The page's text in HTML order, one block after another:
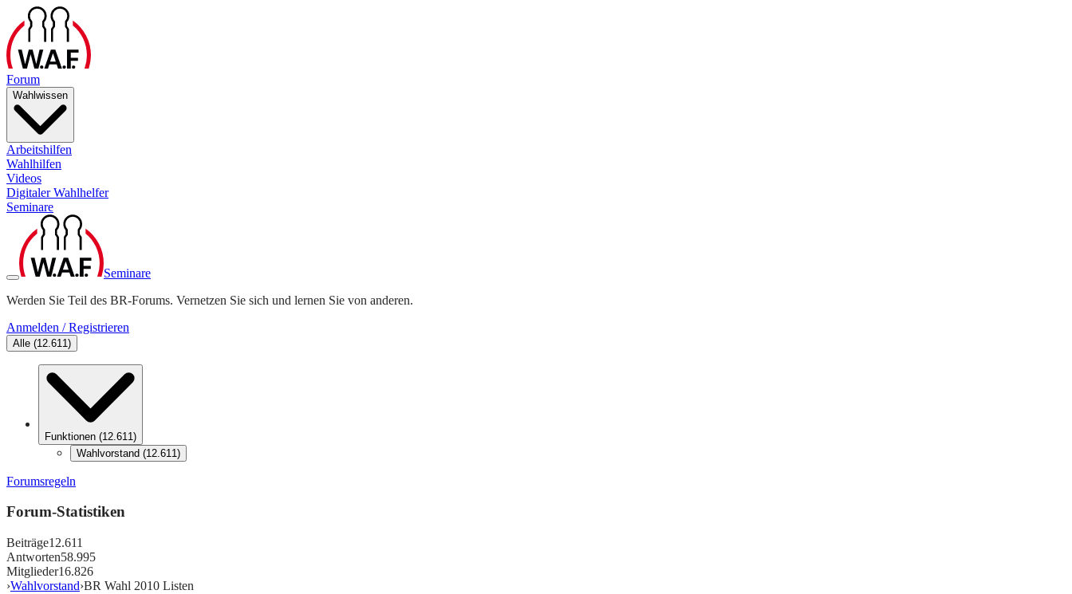
Forum
Wahlwissen
Arbeitshilfen
Wahlhilfen
Videos
Digitaler Wahlhelfer
Seminare
Seminare
Werden Sie Teil des BR-Forums. Vernetzen Sie sich und lernen Sie von anderen.
Anmelden / Registrieren
Alle (12.611)
Funktionen (12.611)
Wahlvorstand (12.611)
Forumsregeln
Forum-Statistiken
Beiträge12.611
Antworten58.995
Mitglieder16.826
›Wahlvorstand›BR Wahl 2010 Listen